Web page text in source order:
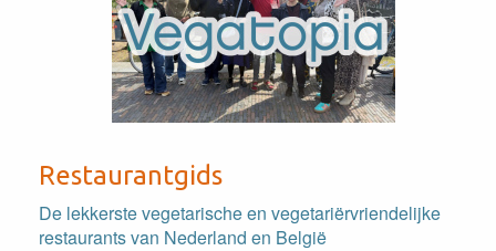
Restaurantgids
De lekkerste vegetarische en vegetariërvriendelijke
restaurants van Nederland en België